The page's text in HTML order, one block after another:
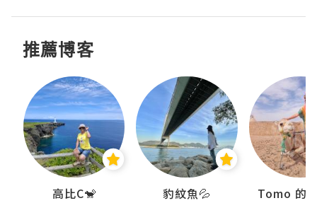
推薦博客
高比C🐒 豹紋魚💦